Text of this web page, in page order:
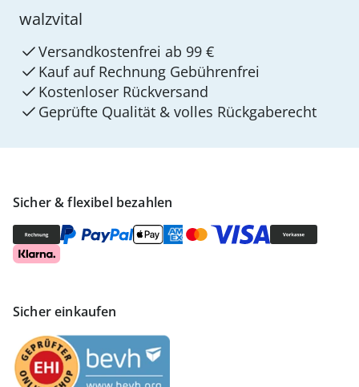
Sicher & flexibel bezahlen
Sicher einkaufen
walzvital
Versandkostenfrei ab 99 €
Kauf auf Rechnung Gebührenfrei
Kostenloser Rückversand
Geprüfte Qualität & volles Rückgaberecht